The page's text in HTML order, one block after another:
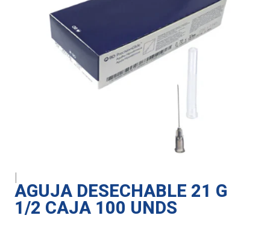
AGUJA DESECHABLE 21 G
1/2 CAJA 100 UNDS